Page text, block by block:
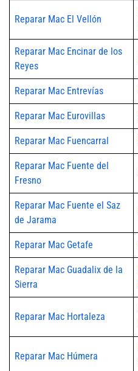
Reparar Mac El Vellón
Reparar Mac Encinar de los
Reyes
Reparar Mac Entrevías
Reparar Mac Eurovillas
Reparar Mac Fuencarral
Reparar Mac Fuente del
Fresno
Reparar Mac Fuente el Saz
de Jarama
Reparar Mac Getafe
Reparar Mac Guadalix de la
Sierra
Reparar Mac Hortaleza
Reparar Mac Húmera